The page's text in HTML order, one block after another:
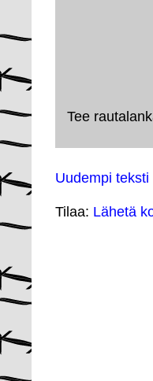
Tee
Uudempi teksti
Tilaa: Lähetä